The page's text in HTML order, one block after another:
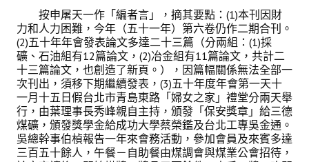
按申屠天一作「編者言」，摘其要點：(1)本刊因財
力和人力困難，今年（五十一年）第六卷仍作二期合刊。
(2)五十年年會發表論文多達二十三篇（分兩組：(1)採
礦、石油組有12篇論文，(2)冶金組有11篇論文，共計二
十三篇論文，也創造了新頁。），因篇幅關係無法全部一
次刊出，須移下期繼續發表，(3)五十年度年會第一天十
一月十五日假台北市青島東路「婦女之家」禮堂分兩天舉
行，由葉理事長秀峰親自主持，頒發「保安獎章」給三德
煤礦，頒發獎學金給成功大學蔡榮鑑及台北工專吳金通。
吳總幹事伯楨報告一年來會務活動，參加會員及來賓多達
三百五十餘人，午餐－自助餐由煤調會與煤業公會招待，